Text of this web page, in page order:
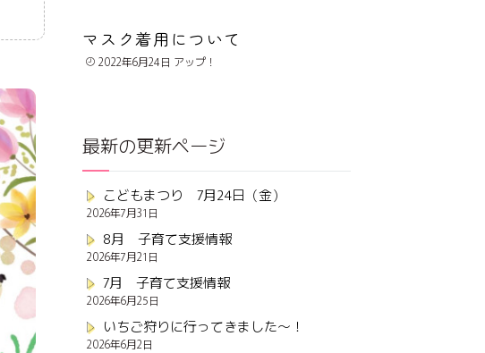
マスク着用について
2022年6月24日
最新の更新ページ
こどもまつり 7月24日（金）
2026年7月31日
8月 子育て支援情報
2026年7月21日
7月 子育て支援情報
2026年6月25日
いちご狩りに行ってきました～！
2026年6月2日